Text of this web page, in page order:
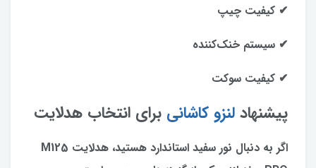
✔ کیفیت چیپ
✔ سیستم خنک‌کننده
✔ کیفیت سوکت
پیشنهاد لنزو کاشانی برای انتخاب هدلایت
اگر به دنبال نور سفید استاندارد هستید، هدلایت M125